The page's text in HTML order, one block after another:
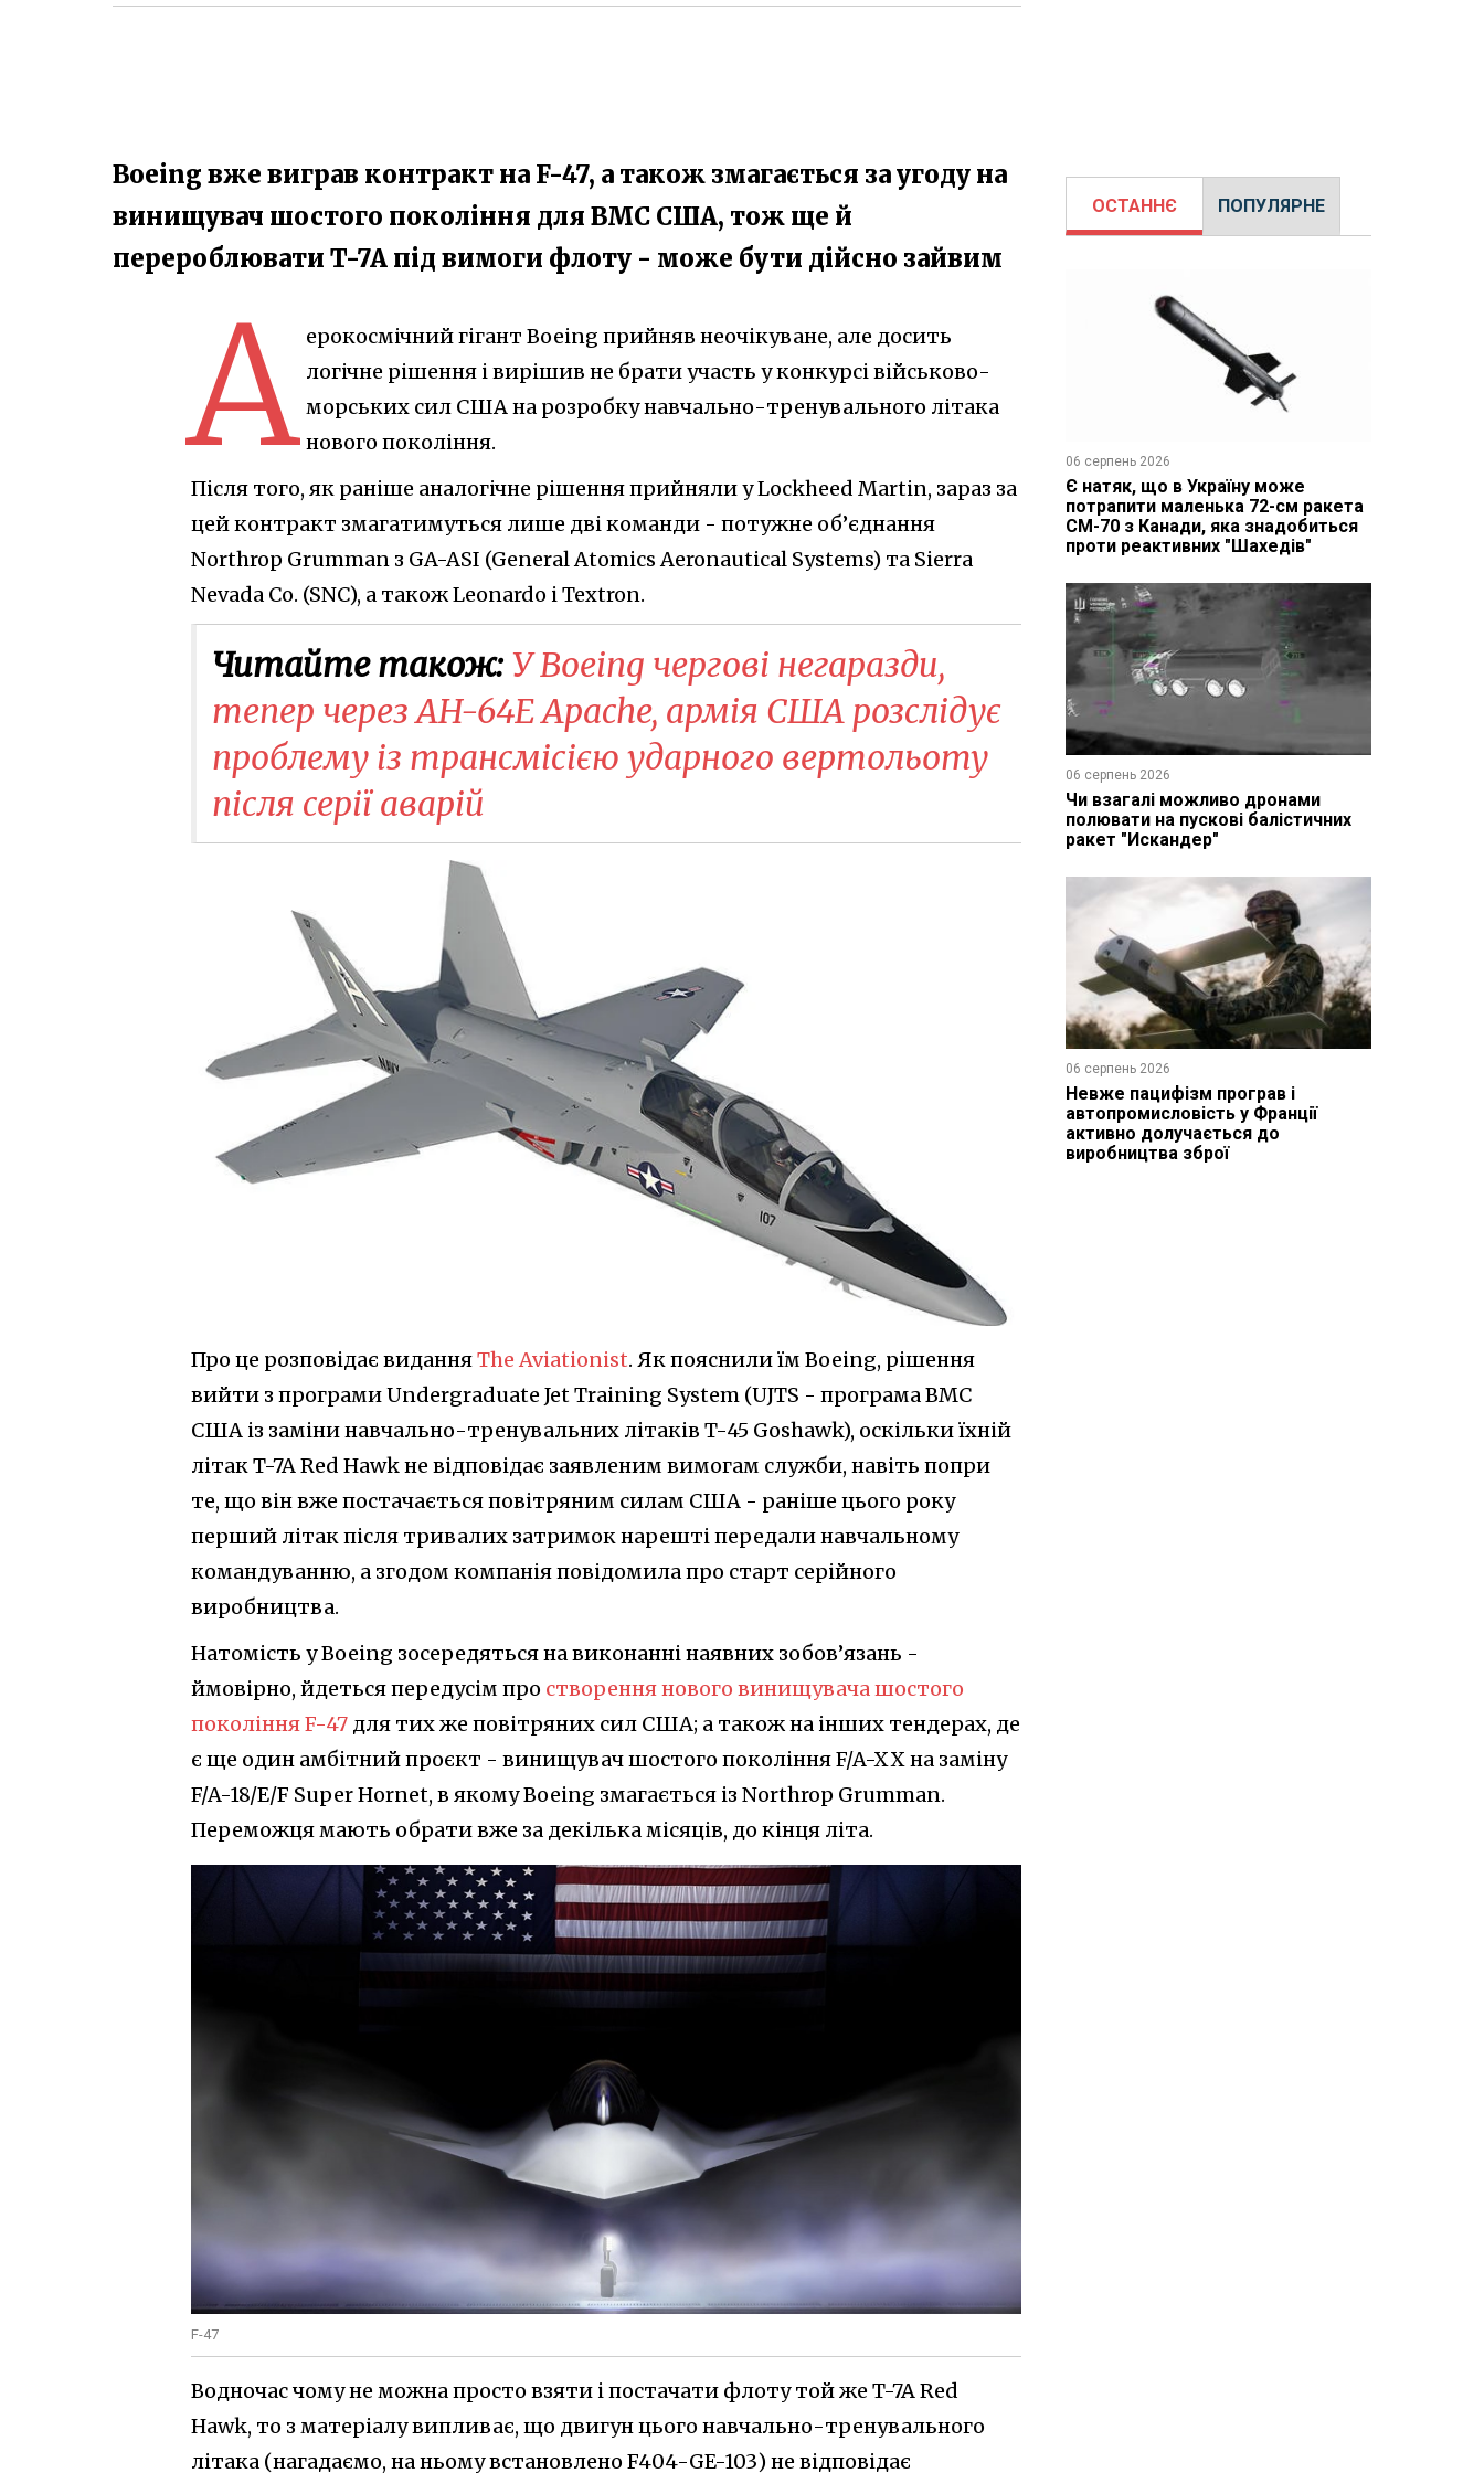
Boeing вже виграв контракт на F-47, а також змагається за угоду на
винищувач шостого покоління для ВМС США, тож ще й
перероблювати T-7A під вимоги флоту - може бути дійсно зайвим
А ерокосмічний гігант Boeing прийняв неочікуване, але досить
логічне рішення і вирішив не брати участь у конкурсі військово-
морських сил США на розробку навчально-тренувального літака
нового покоління.
Після того, як раніше аналогічне рішення прийняли у Lockheed Martin, зараз за
цей контракт змагатимуться лише дві команди - потужне об’єднання
Northrop Grumman з GA-ASI (General Atomics Aeronautical Systems) та Sierra
Nevada Co. (SNC), а також Leonardo і Textron.
Читайте також: У Boeing чергові негаразди,
тепер через AH-64E Apache, армія США розслідує
проблему із трансмісією ударного вертольоту
після серії аварій
Про це розповідає виданняThe Aviationist. Як пояснили їм Boeing, рішення
вийти з програми Undergraduate Jet Training System (UJTS - програма ВМС
США із заміни навчально-тренувальних літаків T-45 Goshawk), оскільки їхній
літак T-7A Red Hawk не відповідає заявленим вимогам служби, навіть попри
те, що він вже постачається повітряним силам США - раніше цього року
перший літак після тривалих затримок нарешті передали навчальному
командуванню, а згодом компанія повідомила про старт серійного
виробництва.
Натомість у Boeing зосередяться на виконанні наявних зобов’язань -
ймовірно, йдеться передусім про створення нового винищувача шостого
покоління F-47 для тих же повітряних сил США; а також на інших тендерах, де
є ще один амбітний проєкт - винищувач шостого покоління F/A-XX на заміну
F/A-18/E/F Super Hornet, в якому Boeing змагається із Northrop Grumman.
Переможця мають обрати вже за декілька місяців, до кінця літа.
F-47
Водночас чому не можна просто взяти і постачати флоту той же T-7A Red
Hawk, то з матеріалу випливає, що двигун цього навчально-тренувального
літака (нагадаємо, на ньому встановлено F404-GE-103) не відповідає
ОСТАННЄ ПОПУЛЯРНЕ
06 серпень 2026
Є натяк, що в Україну може
потрапити маленька 72-см ракета
CM-70 з Канади, яка знадобиться
проти реактивних "Шахедів"
06 серпень 2026
Чи взагалі можливо дронами
полювати на пускові балістичних
ракет "Искандер"
06 серпень 2026
Невже пацифізм програв і
автопромисловість у Франції
активно долучається до
виробництва зброї